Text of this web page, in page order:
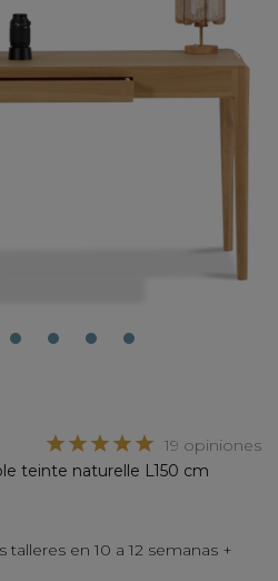
3 4 5 6
19 opiniones
teinte naturelle L150 cm
en 10 a 12 semanas +